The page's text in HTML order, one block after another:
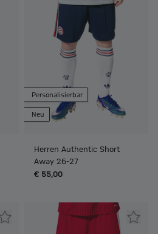
Personalisierbar
Neu
Herren Authentic Short
Away 26-27
€ 55,00